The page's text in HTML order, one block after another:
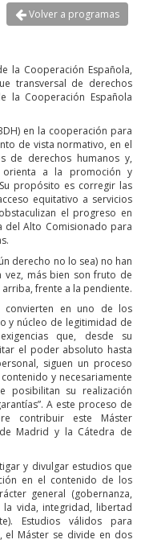
Volver a programas
la Cooperación Española,
transversal de derechos
la Cooperación Española
en la cooperación para
de vista normativo, en el
de derechos humanos y,
a la promoción y
propósito es corregir las
equitativo a servicios
el progreso en
del Alto Comisionado para
derecho no lo sea) no han
más bien son fruto de
frente a la pendiente.
en uno de los
y núcleo de legitimidad de
que, desde su
el poder absoluto hasta
siguen un proceso
y necesariamente
posibilitan su realización
A este proceso de
contribuir este Máster
Madrid y la Cátedra de
y divulgar estudios que
en el contenido de los
general (gobernanza,
la vida, integridad, libertad
Estudios válidos para
el Máster se divide en dos